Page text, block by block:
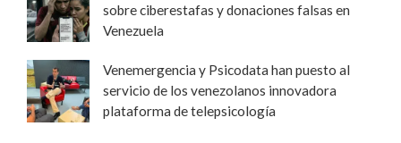
sobre ciberestafas y donaciones falsas en
Venezuela
Venemergencia y Psicodata han puesto al
servicio de los venezolanos innovadora
plataforma de telepsicología